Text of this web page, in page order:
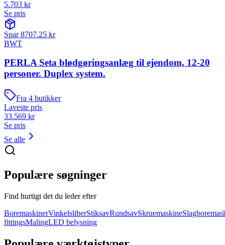
5.703 kr
Se pris
Spar8707.25 kr
BWT
PERLA Seta blødgøringsanlæg til ejendom, 12-20
personer. Duplex system.
Fra 4 butikker
Laveste pris
33.569 kr
Se pris
Se alle
Populære søgninger
Find hurtigt det du leder efter
BoremaskinerVinkelsliberStiksavRundsavSkruemaskine
fittingsMalingLED belysning